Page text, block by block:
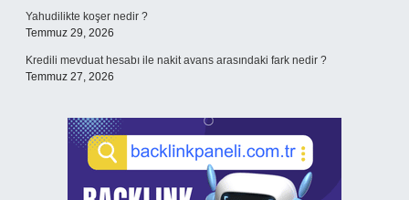
Yahudilikte koşer nedir ?
Temmuz 29, 2026
Kredili mevduat hesabı ile nakit avans arasındaki fark nedir ?
Temmuz 27, 2026